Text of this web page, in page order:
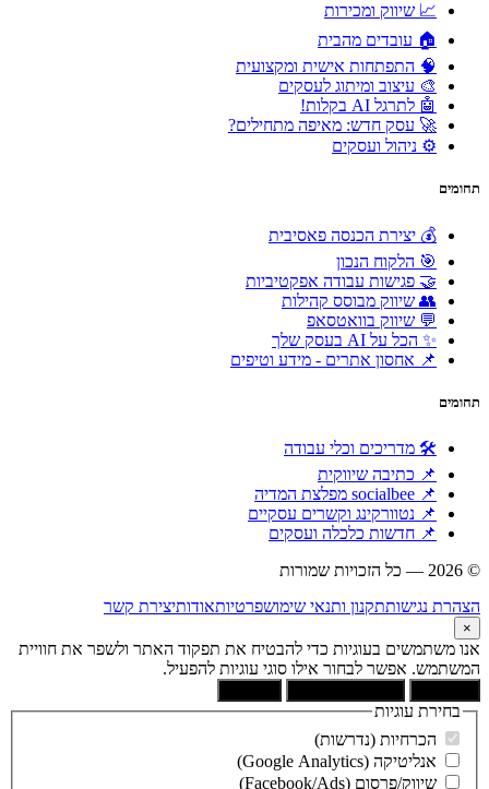
📈 שיווק ומכירות
🏠 עובדים מהבית
🧠 התפתחות אישית ומקצועית
🎨 עיצוב ומיתוג לעסקים
🤖 לתרגל AI בקלות!
🚀 עסק חדש: מאיפה מתחילים?
⚙️ ניהול ועסקים
תחומים
💰 יצירת הכנסה פאסיבית
🎯 הלקוח הנכון
🤝 פגישות עבודה אפקטיביות
👥 שיווק מבוסס קהילות
💬 שיווק בוואטסאפ
✨ הכל על AI בעסק שלך
📌 אחסון אתרים - מידע וטיפים
תחומים
🛠 מדריכים וכלי עבודה
📌 כתיבה שיווקית
📌 socialbee מפלצת המדיה
📌 נטוורקינג וקשרים עסקיים
📌 חדשות כלכלה ועסקים
© 2026 — כל הזכויות שמורות
הצהרת נגישותתקנון ותנאי שימושפרטיותאודותיצירת קשר
×
אנו משתמשים בעוגיות כדי להבטיח את תפקוד האתר ולשפר את חוויית
המשתמש. אפשר לבחור אילו סוגי עוגיות להפעיל.
בחירת עוגיות
הכרחיות (נדרשות)
אנליטיקה (Google Analytics)
שיווק/פרסום (Facebook/Ads)